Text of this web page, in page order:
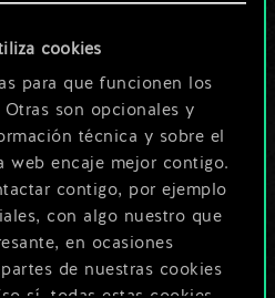
cookies
para que funcionen los
son opcionales y
técnica y sobre el
web encaje mejor contigo.
contigo, por ejemplo
con algo nuestro que
en ocasiones
de nuestras cookies
más!
esta baraja y crear